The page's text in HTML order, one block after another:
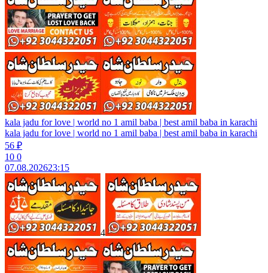
kala jadu for love | world no 1 amil baba | best amil baba in karachi
kala jadu for love | world no 1 amil baba | best amil baba in karachi
56 ₽
10 0
07.08.202623:15
4